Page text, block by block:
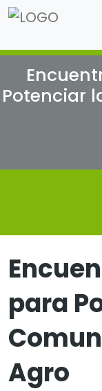
Potenciar
para
Agro